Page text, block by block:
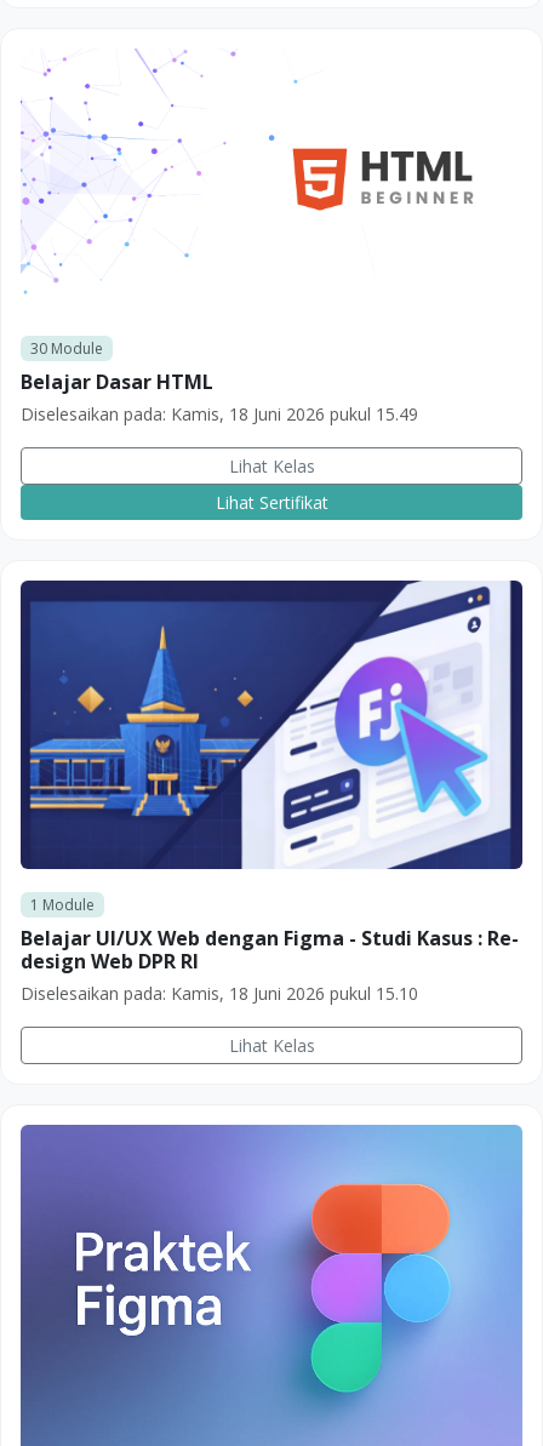
30Module
Belajar Dasar HTML
Diselesaikan pada: Kamis, 18 Juni 2026 pukul 15.49
Lihat Kelas
Lihat Sertifikat
1 Module
Belajar UI/UX Web dengan Figma - Studi Kasus : Re-
design Web DPR RI
Diselesaikan pada: Kamis, 18 Juni 2026 pukul 15.10
Lihat Kelas